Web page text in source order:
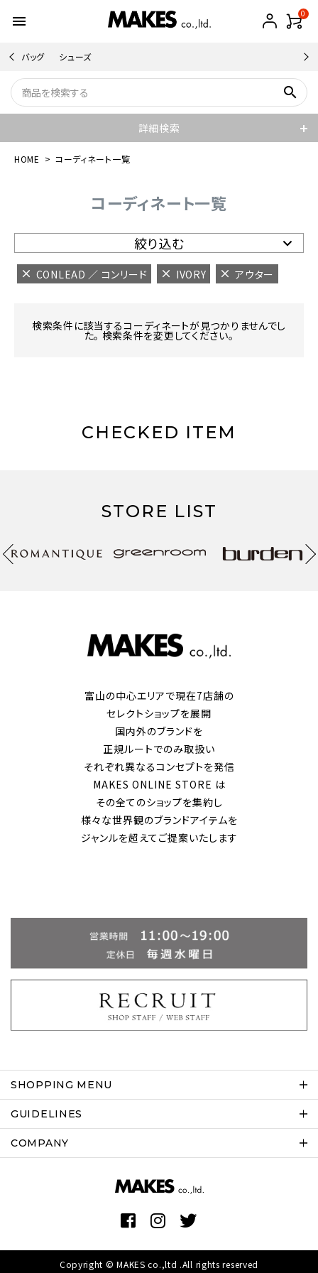
menu 0
バッグ シューズ
search
詳細検索
HOME コーディネート一覧
コーディネート一覧
絞り込む
CONLEAD ／ コンリード IVORY アウター
検索条件に該当するコーディネートが見つかりませんでし
た。 検索条件を変更してください。
CHECKED ITEM
STORE LIST
富山の中心エリアで現在7店舗の
セレクトショップを展開
国内外のブランドを
正規ルートでのみ取扱い
それぞれ異なるコンセプトを発信
MAKES ONLINE STORE は
その全てのショップを集約し
様々な世界観のブランドアイテムを
ジャンルを超えてご提案いたします
SHOPPING MENU
GUIDELINES
COMPANY
Copyright © MAKES co.,ltd .All rights reserved